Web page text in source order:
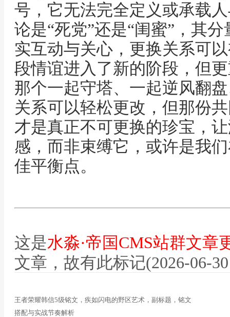
号，它无法完全定义或承载
论是“死党”还是“闺蜜”，其
实互动与关心，更换关系可
段情谊进入了新的阶段，但
那个一起守塔、一起逆风翻
关系可以轻松更改，但那份
才是真正不可更换的珍宝，
感，而非束缚它，或许是我
佳平衡点。
这是水淼·帝国CMS站群文章
文章，故有此标记(2026-06-
王者荣耀韩信5级铭文，疾如闪电的野区艺术，副标题，铭文
搭配与实战节奏解析